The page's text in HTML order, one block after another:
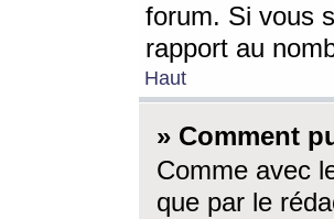
forum. Si vous
rapport au
Haut
» Comment
Comme avec
que par le